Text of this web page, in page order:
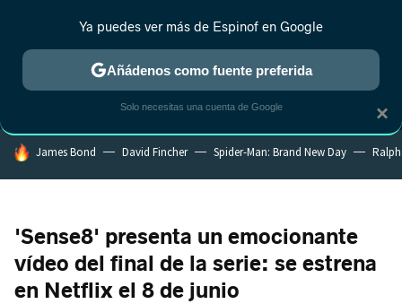
MENÚ NUEVO
ESTRENOS REALITY ANIME RANKINGS CINE
HOY SE HABLA DE
James Bond David Fincher Spider-Man: Brand New Day
'Sense8' presenta un emocionante
vídeo del final de la serie: se estrena
en Netflix el 8 de junio
×
Ya puedes ver más de Espinof en Google
Añádenos como fuente preferida
Solo necesitas una cuenta de Google